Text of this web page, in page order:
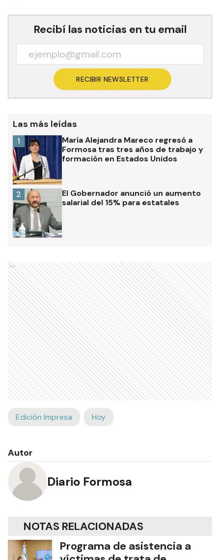
Recibí las noticias en tu email
RECIBIR NEWSLETTER
Las más leídas
María Alejandra Mareco regresó a
Formosa tras tres años de trabajo y
formación en Estados Unidos
1
El Gobernador anunció un aumento
salarial del 15% para estatales
2
Ads
Edición Impresa Hoy
Autor
Diario Formosa
NOTAS RELACIONADAS
Programa de asistencia a